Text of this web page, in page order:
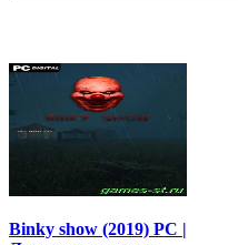
Binky show (2019) PC |